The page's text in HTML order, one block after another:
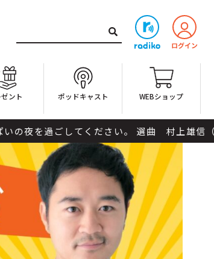
ント ポッドキャスト WEBショップ
ごしてください。 選曲 村上雄信（BLUE